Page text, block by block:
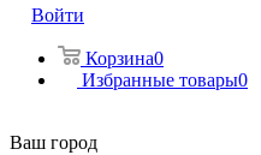
Войти
Корзина0
Избранные товары0
Ваш город